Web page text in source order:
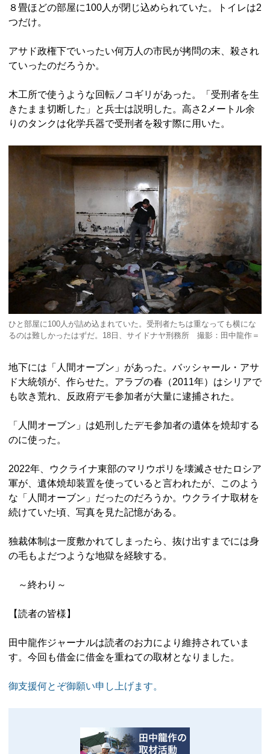
８畳ほどの部屋に100人が閉じ込められていた。トイレは2
つだけ。
アサド政権下でいったい何万人の市民が拷問の末、殺され
ていったのだろうか。
木工所で使うような回転ノコギリがあった。「受刑者を生
きたまま切断した」と兵士は説明した。高さ2メートル余
りのタンクは化学兵器で受刑者を殺す際に用いた。
ひと部屋に100人が詰め込まれていた。受刑者たちは重なっても横にな
るのは難しかったはずだ。18日、サイドナヤ刑務所 撮影：田中龍作＝
地下には「人間オーブン」があった。バッシャール・アサ
ド大統領が、作らせた。アラブの春（2011年）はシリアで
も吹き荒れ、反政府デモ参加者が大量に逮捕された。
「人間オーブン」は処刑したデモ参加者の遺体を焼却する
のに使った。
2022年、ウクライナ東部のマリウポリを壊滅させたロシア
軍が、遺体焼却装置を使っていると言われたが、このよう
な「人間オーブン」だったのだろうか。ウクライナ取材を
続けていた頃、写真を見た記憶がある。
独裁体制は一度敷かれてしまったら、抜け出すまでには身
の毛もよだつような地獄を経験する。
～終わり～
【読者の皆様】
田中龍作ジャーナルは読者のお力により維持されていま
す。今回も借金に借金を重ねての取材となりました。
御支援何とぞ御願い申し上げます。